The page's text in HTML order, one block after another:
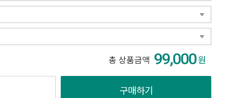
총 상품금액 99,000원
구매하기